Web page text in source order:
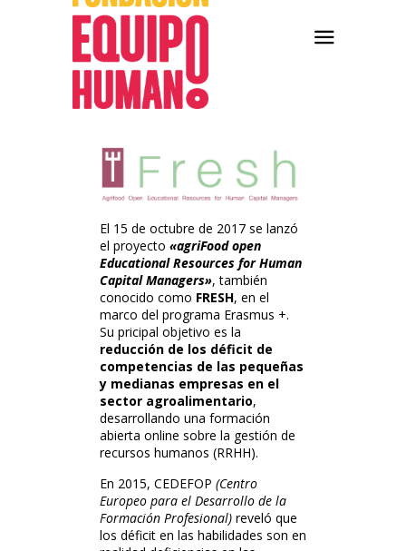
El 15 de octubre de 2017 se lanzó
el proyecto «agriFood open
Educational Resources for Human
Capital Managers», también
conocido como FRESH, en el
marco del programa Erasmus +.
Su pricipal objetivo es la
reducción de los déficit de
competencias de las pequeñas
y medianas empresas en el
sector agroalimentario,
desarrollando una formación
abierta online sobre la gestión de
recursos humanos (RRHH).
En 2015, CEDEFOP (Centro
Europeo para el Desarrollo de la
Formación Profesional) reveló que
los déficit en las habilidades son en